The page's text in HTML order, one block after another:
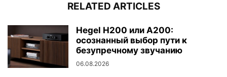
RELATED ARTICLES
Hegel H200 или A200:
осознанный выбор пути к
безупречному звучанию
06.08.2026